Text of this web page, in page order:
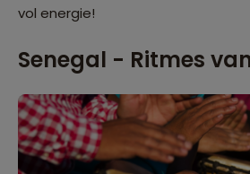
vol energie!
Senegal - Ritmes